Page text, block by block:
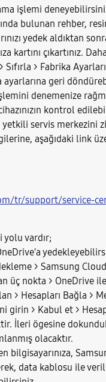
d
e
o
işlemi
bulunan rehber,
yedek aldıktan
kartını çıkartınız.
> Fabrika
ayarlarına geri
denemenize
kontrol
yetkili servis merkezini
aşağıdaki link
tr/support/service-
vardır;
> Samsung
üç nokta > OneDrive
> Hesapları Bağla >
girin > Kabul et >
İleri ögesine
olacaktır.
bilgisayarınıza,
data kablosu ile